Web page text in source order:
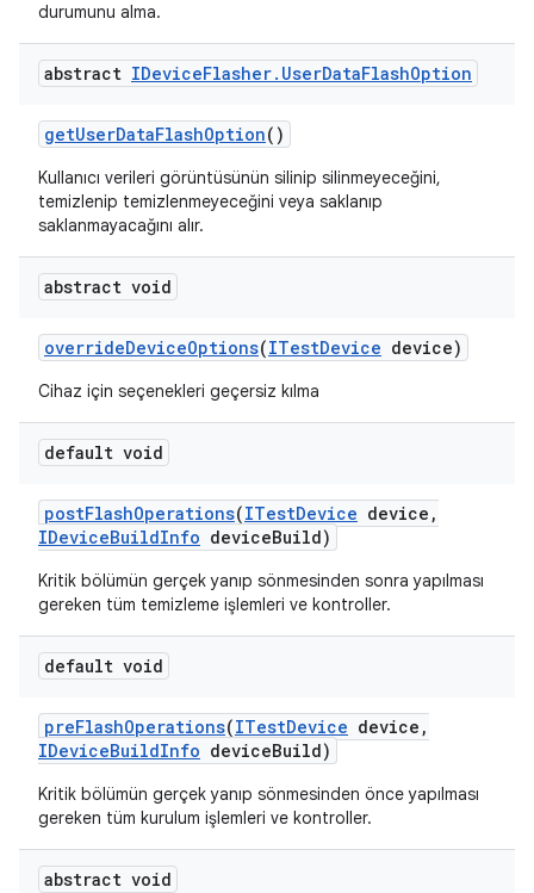
durumunu alma.
abstract IDeviceFlasher. UserDataFlashOption
getUserDataFlashOption()
Kullanıcı verileri görüntüsünün silinip silinmeyeceğini,
temizlenip temizlenmeyeceğini veya saklanıp
saklanmayacağını alır.
abstract void
overrideDeviceOptions(ITestDevice device)
Cihaz için seçenekleri geçersiz kılma
default void
postFlashOperations(ITestDevice device ,
IDeviceBuildInfo deviceBuild)
Kritik bölümün gerçek yanıp sönmesinden sonra yapılması
gereken tüm temizleme işlemleri ve kontroller.
default void
preFlashOperations(ITestDevice device ,
IDeviceBuildInfo deviceBuild)
Kritik bölümün gerçek yanıp sönmesinden önce yapılması
gereken tüm kurulum işlemleri ve kontroller.
abstract void